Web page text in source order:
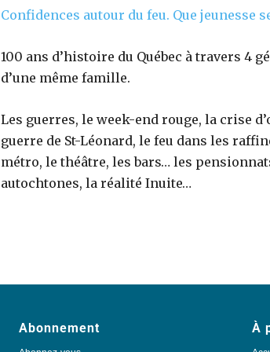
Confidences autour du feu. Que jeunesse
100 ans d’histoire du Québec à travers 4
d’une même famille.
Les guerres, le week-end rouge, la crise
guerre de St-Léonard, le feu dans les
métro, le théâtre, les bars… les
autochtones, la réalité Inuite…
Abonnement À